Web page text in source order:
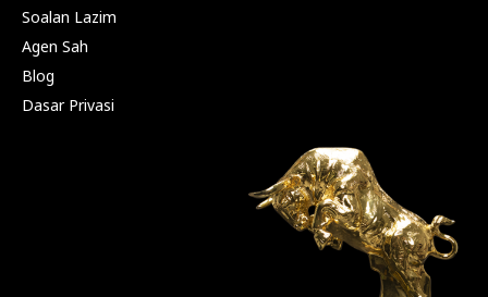
Soalan Lazim
Agen Sah
Blog
Dasar Privasi